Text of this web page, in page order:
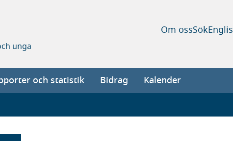
unga
Om ossSök
och statistik Bidrag Kalender